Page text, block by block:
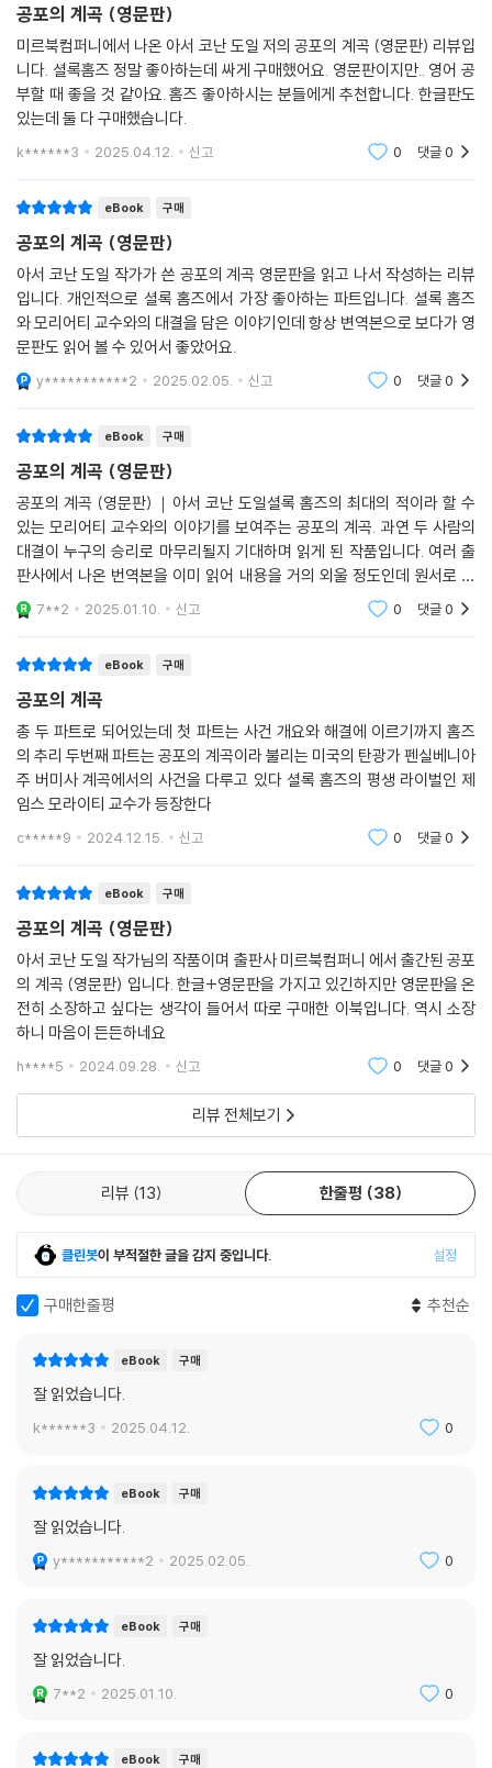
공포의 계곡 (영문판)
미르북컴퍼니에서 나온 아서 코난 도일 저의 공포의 계곡 (영문판) 리뷰입
니다. 셜록홈즈 정말 좋아하는데 싸게 구매했어요. 영문판이지만.. 영어 공
부할 때 좋을 것 같아요. 홈즈 좋아하시는 분들에게 추천합니다. 한글판도
있는데 둘 다 구매했습니다.
k******3 2025.04.12. 신고 0 댓글0
eBook 구매
공포의 계곡 (영문판)
아서 코난 도일 작가가 쓴 공포의 계곡 영문판을 읽고 나서 작성하는 리뷰
입니다. 개인적으로 셜록 홈즈에서 가장 좋아하는 파트입니다. 셜록 홈즈
와 모리어티 교수와의 대결을 담은 이야기인데 항상 변역본으로 보다가 영
문판도 읽어 볼 수 있어서 좋았어요.
y***********2 2025.02.05. 신고 0 댓글0
eBook 구매
공포의 계곡 (영문판)
공포의 계곡 (영문판)｜아서 코난 도일셜록 홈즈의 최대의 적이라 할 수
있는 모리어티 교수와의 이야기를 보여주는 공포의 계곡. 과연 두 사람의
대결이 누구의 승리로 마무리될지 기대하며 읽게 된 작품입니다. 여러 출
판사에서 나온 번역본을 이미 읽어 내용을 거의 외울 정도인데 원서로 보
니 또 새로운 느낌이네요. 잘 읽었습니다.
7**2 2025.01.10. 신고 0 댓글0
eBook 구매
공포의 계곡
총 두 파트로 되어있는데 첫 파트는 사건 개요와 해결에 이르기까지 홈즈
의 추리 두번째 파트는 공포의 계곡이라 불리는 미국의 탄광가 펜실베니아
주 버미사 계곡에서의 사건을 다루고 있다 셜록 홈즈의 평생 라이벌인 제
임스 모라이티 교수가 등장한다
c*****9 2024.12.15. 신고 0 댓글0
eBook 구매
공포의 계곡 (영문판)
아서 코난 도일 작가님의 작품이며 출판사 미르북컴퍼니 에서 출간된 공포
의 계곡 (영문판) 입니다. 한글+영문판을 가지고 있긴하지만 영문판을 온
전히 소장하고 싶다는 생각이 들어서 따로 구매한 이북입니다. 역시 소장
하니 마음이 든든하네요
h****5 2024.09.28. 신고 0 댓글0
리뷰 전체보기
리뷰 13 한줄평 38
클린봇이 부적절한 글을 감지 중입니다. 설정
구매한줄평 추천순
eBook 구매
잘 읽었습니다.
k******3 2025.04.12. 0
eBook 구매
잘 읽었습니다.
y***********2 2025.02.05. 0
eBook 구매
잘 읽었습니다.
7**2 2025.01.10. 0
eBook 구매